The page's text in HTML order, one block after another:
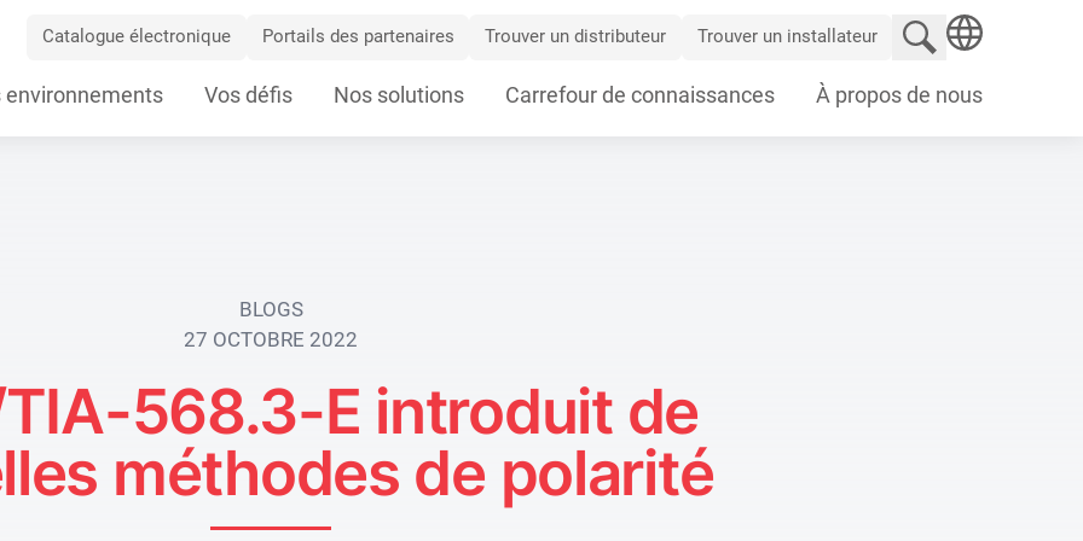
Catalogue électronique Portails des partenaires Trouver un distributeur Trouver un installateur
Rechercher un
environnements Vos défis Nos solutions Carrefour de connaissances À propos de nous
BLOGS
27 OCTOBRE 2022
568.3-E introduit de
méthodes de polarité